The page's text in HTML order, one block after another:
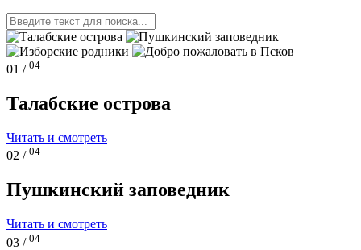
01 / 04
Талабские острова
Читать и смотреть
02 / 04
Пушкинский заповедник
Читать и смотреть
03 / 04